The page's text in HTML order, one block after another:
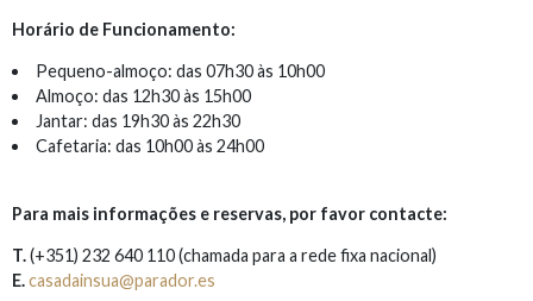
Horário de Funcionamento:
Pequeno-almoço: das 07h30 às 10h00
Almoço: das 12h30 às 15h00
Jantar: das 19h30 às 22h30
Cafetaria: das 10h00 às 24h00
Para mais informações e reservas, por favor contacte:
T.(+351) 232 640 110 (chamada para a rede fixa nacional)
E.casadainsua@parador.es